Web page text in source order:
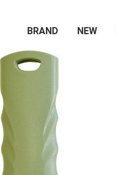
BRAND
TLS
OCEAN&EARTH
VERTRA
ESSENCE BOARDS
CARVE EYE WEAR
FAMOUS
MRS PALMERS
PHIX DOCTOR
IPANEMA｜GRENDHA
VIVA SANDALS
FINSOUT
PROTECK FINS
DMC FIN
WAX MAT
DEEPAXX
ELMAR
SURF SKATE
OB FIVE
SRS/その他
SRS SK8
RESTUBE
CAP
TAHE | SIC
SHARK BANZ
JELLYS GUARD
JLJ FLOATING VEST
RELIFE LIFE JACKET
HOT CAPSULE
DVD書籍
AQUA MARINA
STREAM TRAIL
QUIKSILVER
ROXY
NEW